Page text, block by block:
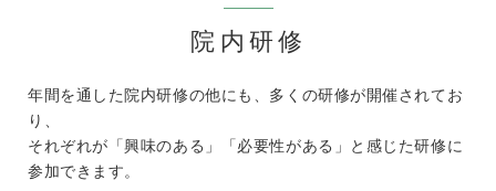
院内研修
年間を通した院内研修の他にも、多くの研修が開催されてお
り、
それぞれが「興味のある」「必要性がある」と感じた研修に
参加できます。